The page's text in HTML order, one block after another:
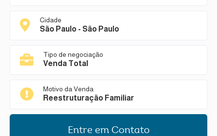
Cidade
São Paulo - São Paulo
Tipo de negociação
Venda Total
Motivo da Venda
Reestruturação Familiar
Entre em Contato